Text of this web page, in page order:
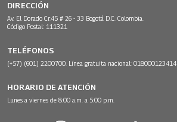
DIRECCIÓN
Av. El Dorado Cr.45 # 26 - 33 Bogotá D.C. Colombia.
Código Postal: 111321
TELÉFONOS
(+57) (601) 2200700. Línea gratuita nacional: 018000123414
HORARIO DE ATENCIÓN
Lunes a viernes de 8:00 a.m. a 5:00 p.m.